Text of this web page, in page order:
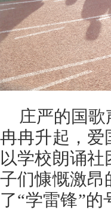
庄严的国
冉冉升起，爱
以学校朗诵
子们慷慨激昂
了“学雷锋”